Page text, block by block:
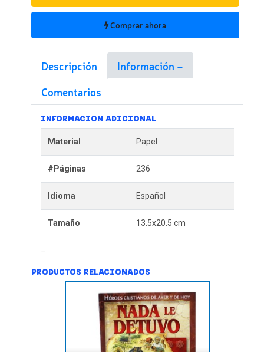
Comprar ahora
Descripción
Información
Comentarios
INFORMACION ADICIONAL
Material Papel
#Páginas 236
Idioma Español
Tamaño 13.5x20.5 cm
PRODUCTOS RELACIONADOS